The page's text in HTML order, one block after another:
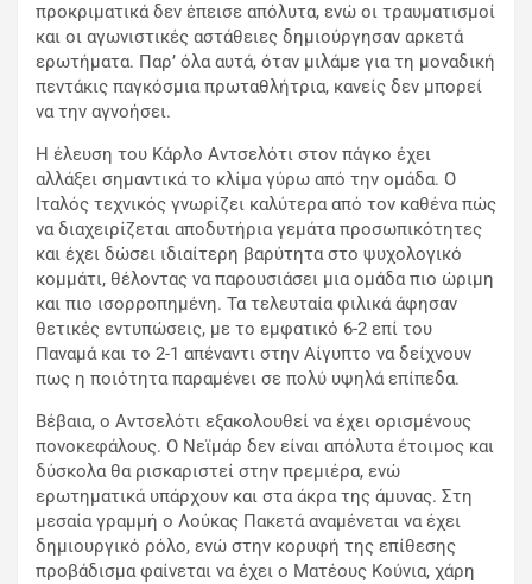
προκριματικά δεν έπεισε απόλυτα, ενώ οι τραυματισμοί
και οι αγωνιστικές αστάθειες δημιούργησαν αρκετά
ερωτήματα. Παρ’ όλα αυτά, όταν μιλάμε για τη μοναδική
πεντάκις παγκόσμια πρωταθλήτρια, κανείς δεν μπορεί
να την αγνοήσει.
Η έλευση του Κάρλο Αντσελότι στον πάγκο έχει
αλλάξει σημαντικά το κλίμα γύρω από την ομάδα. Ο
Ιταλός τεχνικός γνωρίζει καλύτερα από τον καθένα πώς
να διαχειρίζεται αποδυτήρια γεμάτα προσωπικότητες
και έχει δώσει ιδιαίτερη βαρύτητα στο ψυχολογικό
κομμάτι, θέλοντας να παρουσιάσει μια ομάδα πιο ώριμη
και πιο ισορροπημένη. Τα τελευταία φιλικά άφησαν
θετικές εντυπώσεις, με το εμφατικό 6-2 επί του
Παναμά και το 2-1 απέναντι στην Αίγυπτο να δείχνουν
πως η ποιότητα παραμένει σε πολύ υψηλά επίπεδα.
Βέβαια, ο Αντσελότι εξακολουθεί να έχει ορισμένους
πονοκεφάλους. Ο Νεϊμάρ δεν είναι απόλυτα έτοιμος και
δύσκολα θα ρισκαριστεί στην πρεμιέρα, ενώ
ερωτηματικά υπάρχουν και στα άκρα της άμυνας. Στη
μεσαία γραμμή ο Λούκας Πακετά αναμένεται να έχει
δημιουργικό ρόλο, ενώ στην κορυφή της επίθεσης
προβάδισμα φαίνεται να έχει ο Ματέους Κούνια, χάρη